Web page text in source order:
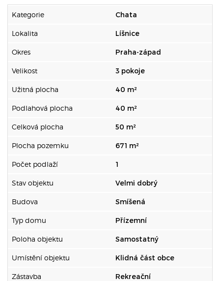
Kategorie Chata
Lokalita Líšnice
Okres Praha-západ
Velikost 3 pokoje
Užitná plocha 40 m²
Podlahová plocha 40 m²
Celková plocha 50 m²
Plocha pozemku 671 m²
Počet podlaží 1
Stav objektu Velmi dobrý
Budova Smíšená
Typ domu Přízemní
Poloha objektu Samostatný
Umístění objektu Klidná část obce
Zástavba Rekreační